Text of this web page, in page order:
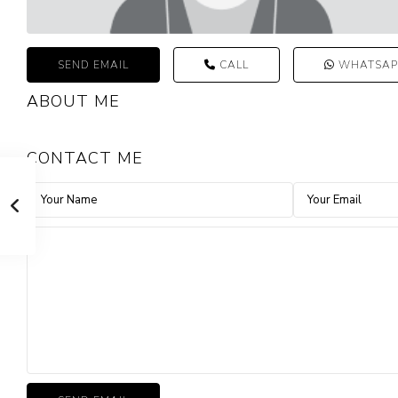
SEND EMAIL CALL
ABOUT ME
CONTACT ME